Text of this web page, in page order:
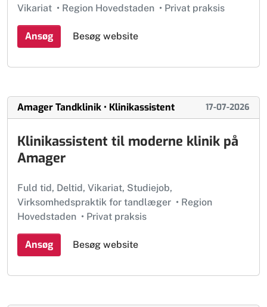
Vikariat • Region Hovedstaden • Privat praksis
Ansøg Besøg website
Amager Tandklinik • Klinikassistent 17-07-2026
Klinikassistent til moderne klinik på
Amager
Fuld tid, Deltid, Vikariat, Studiejob,
Virksomhedspraktik for tandlæger • Region
Hovedstaden • Privat praksis
Ansøg Besøg website